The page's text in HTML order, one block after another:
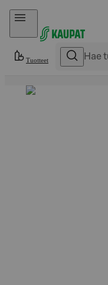
Hyppää sisältöön
Tuotteet